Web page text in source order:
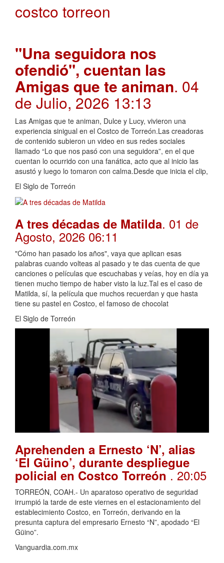
costco torreon
"Una seguidora nos
ofendió", cuentan las
Amigas que te animan. 04
de Julio, 2026 13:13
Las Amigas que te animan, Dulce y Lucy, vivieron una
experiencia sinigual en el Costco de Torreón.Las creadoras
de contenido subieron un video en sus redes sociales
llamado “Lo que nos pasó con una seguidora”, en el que
cuentan lo ocurrido con una fanática, acto que al inicio las
asustó y luego lo tomaron con calma.Desde que inicia el clip,
El Siglo de Torreón
A tres décadas de Matilda. 01 de
Agosto, 2026 06:11
"Cómo han pasado los años", vaya que aplican esas
palabras cuando volteas al pasado y te das cuenta de que
canciones o películas que escuchabas y veías, hoy en día ya
tienen mucho tiempo de haber visto la luz.Tal es el caso de
Matilda, sí, la película que muchos recuerdan y que hasta
tiene su pastel en Costco, el famoso de chocolat
El Siglo de Torreón
Aprehenden a Ernesto ‘N’, alias
‘El Güino’, durante despliegue
policial en Costco Torreón. 20:05
TORREÓN, COAH.- Un aparatoso operativo de seguridad
irrumpió la tarde de este viernes en el estacionamiento del
establecimiento Costco, en Torreón, derivando en la
presunta captura del empresario Ernesto “N”, apodado “El
Güino”.
Vanguardia.com.mx